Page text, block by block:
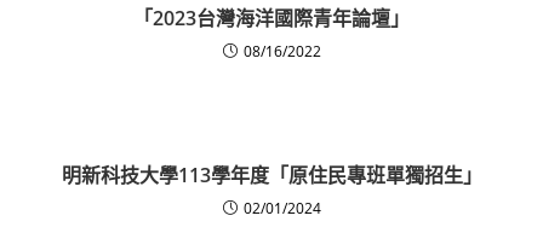
「2023台灣海洋國際青年論壇」
08/16/2022
明新科技大學113學年度「原住民專班單獨招生」
02/01/2024